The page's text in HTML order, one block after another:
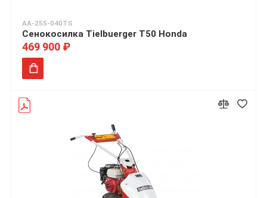
АА-255-040TS
Сенокосилка Tielbuerger T50 Honda
469 900 ₽